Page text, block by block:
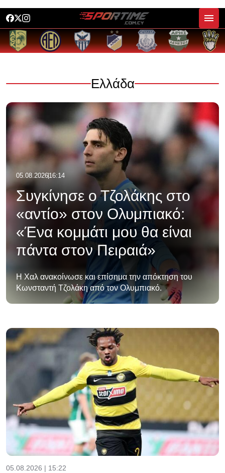
Ελλάδα
05.08.202616:14
Συγκίνησε ο Τζολάκης στο
«αντίο» στον Ολυμπιακό:
«Ένα κομμάτι μου θα είναι
πάντα στον Πειραιά»
Η Χαλ ανακοίνωσε και επίσημα την απόκτηση του
Κωνσταντή Τζολάκη από τον Ολυμπιακό.
05.08.2026 | 15:22